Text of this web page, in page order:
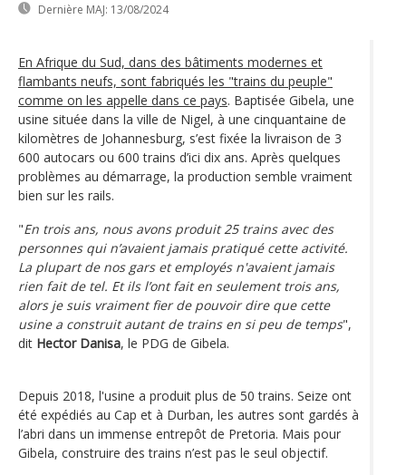
Dernière MAJ: 13/08/2024
En Afrique du Sud, dans des bâtiments modernes et
flambants neufs, sont fabriqués les "trains du peuple"
comme on les appelle dans ce pays. Baptisée Gibela, une
usine située dans la ville de Nigel, à une cinquantaine de
kilomètres de Johannesburg, s’est fixée la livraison de 3
600 autocars ou 600 trains d’ici dix ans. Après quelques
problèmes au démarrage, la production semble vraiment
bien sur les rails.
"En trois ans, nous avons produit 25 trains avec des
personnes qui n’avaient jamais pratiqué cette activité.
La plupart de nos gars et employés n'avaient jamais
rien fait de tel. Et ils l’ont fait en seulement trois ans,
alors je suis vraiment fier de pouvoir dire que cette
usine a construit autant de trains en si peu de temps",
dit Hector Danisa, le PDG de Gibela.
Depuis 2018, l'usine a produit plus de 50 trains. Seize ont
été expédiés au Cap et à Durban, les autres sont gardés à
l’abri dans un immense entrepôt de Pretoria. Mais pour
Gibela, construire des trains n’est pas le seul objectif.